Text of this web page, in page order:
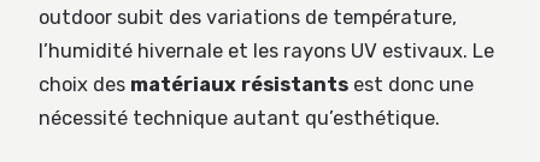
outdoor subit des variations de température,
l’humidité hivernale et les rayons UV estivaux. Le
choix des matériaux résistants est donc une
nécessité technique autant qu’esthétique.